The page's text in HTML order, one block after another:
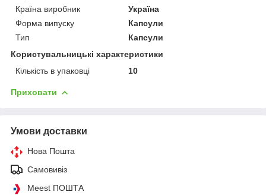
Країна виробник
Україна
Форма випуску
Капсули
Тип
Капсули
Користувальницькі характеристики
Кількість в упаковці
10
Приховати
Умови доставки
Нова Пошта
Самовивіз
Meest ПОШТА